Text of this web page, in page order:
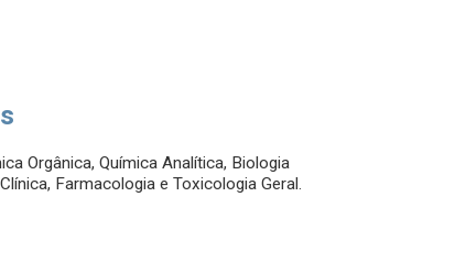
Orgânica, Química Analítica, Biologia
Farmacologia e Toxicologia Geral.